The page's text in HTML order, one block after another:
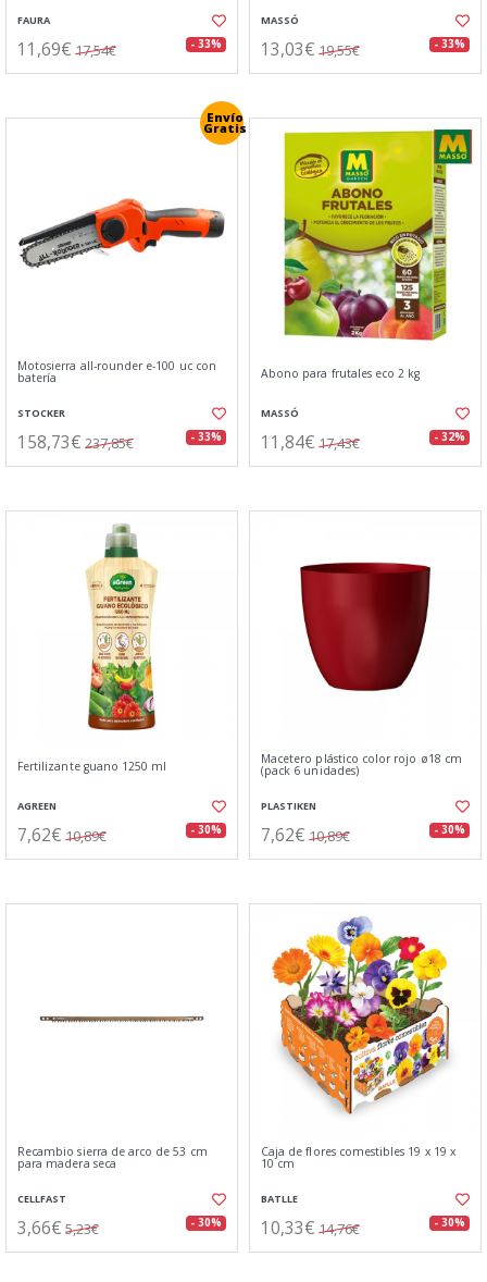
FAURA
11,69€ 17,54€ - 33%
MASSÓ
13,03€ 19,55€ - 33%
Envío
Gratis
Motosierra all-rounder e-100 uc con
batería
STOCKER
158,73€ 237,85€ - 33%
Abono para frutales eco 2 kg
MASSÓ
11,84€ 17,43€ - 32%
Fertilizante guano 1250 ml
AGREEN
7,62€ 10,89€ - 30%
Macetero plástico color rojo ø18 cm
(pack 6 unidades)
PLASTIKEN
7,62€ 10,89€ - 30%
Recambio sierra de arco de 53 cm
para madera seca
CELLFAST
3,66€ 5,23€ - 30%
Caja de flores comestibles 19 x 19 x
10 cm
BATLLE
10,33€ 14,76€ - 30%